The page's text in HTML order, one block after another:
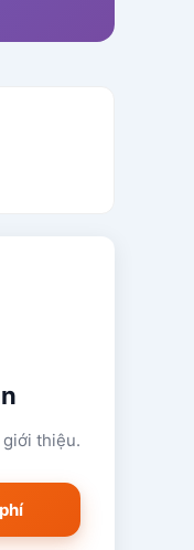
thiệu.